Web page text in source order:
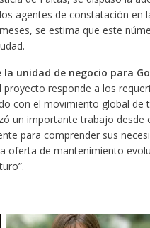
agentes de constatación en
se estima que este
la unidad de negocio para
proyecto responde a los
con el movimiento global de
un importante trabajo desde
para comprender sus
oferta de mantenimiento